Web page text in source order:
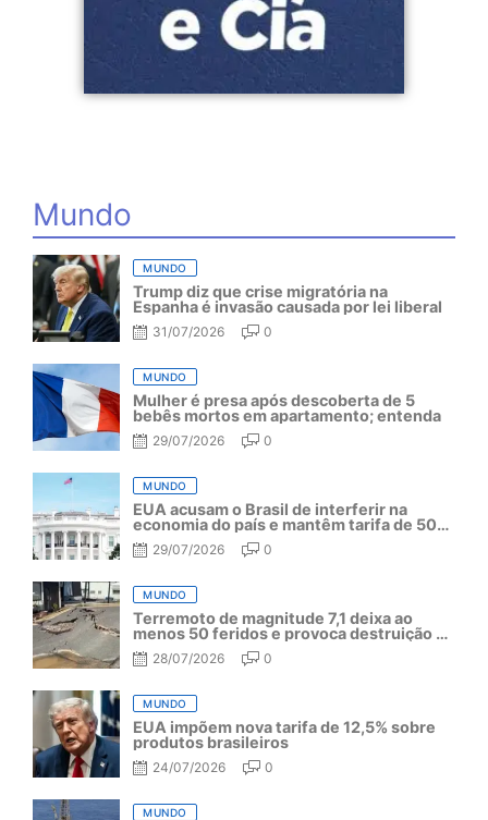
Mundo
MUNDO
Trump diz que crise migratória na
Espanha é invasão causada por lei liberal
31/07/2026 0
MUNDO
Mulher é presa após descoberta de 5
bebês mortos em apartamento; entenda
29/07/2026 0
MUNDO
EUA acusam o Brasil de interferir na
economia do país e mantêm tarifa de 50%
por mais um ano
29/07/2026 0
MUNDO
Terremoto de magnitude 7,1 deixa ao
menos 50 feridos e provoca destruição no
Japão
28/07/2026 0
MUNDO
EUA impõem nova tarifa de 12,5% sobre
produtos brasileiros
24/07/2026 0
MUNDO